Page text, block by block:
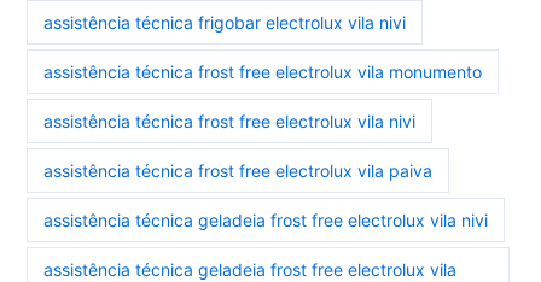
assistência técnica frigobar electrolux vila nivi
assistência técnica frost free electrolux vila monumento
assistência técnica frost free electrolux vila nivi
assistência técnica frost free electrolux vila paiva
assistência técnica geladeia frost free electrolux vila nivi
assistência técnica geladeia frost free electrolux vila